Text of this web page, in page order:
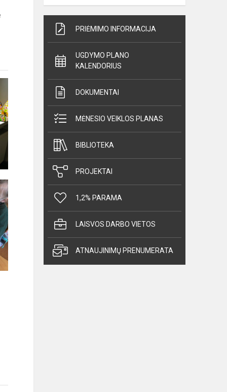
PRIĖMIMO INFORMACIJA
UGDYMO PLANO
KALENDORIUS
DOKUMENTAI
MĖNESIO VEIKLOS PLANAS
BIBLIOTEKA
PROJEKTAI
1,2% PARAMA
LAISVOS DARBO VIETOS
ATNAUJINIMŲ PRENUMERATA